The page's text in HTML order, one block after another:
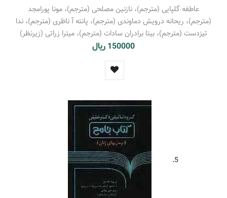
عاطفه گلپایی (مترجم)، نازنین مصلحی (مترجم)، مونا پورامجد
(مترجم)، ریحانه درویش دماوندی (مترجم)، پانته آ ناظری (مترجم)، ندا
تیزدست (مترجم)، بیتا برادران سادات (مترجم)، میترا زراتی (زیرنظر)
150000 ریال
5.